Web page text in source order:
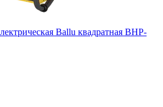
Ballu квадратная BHP-